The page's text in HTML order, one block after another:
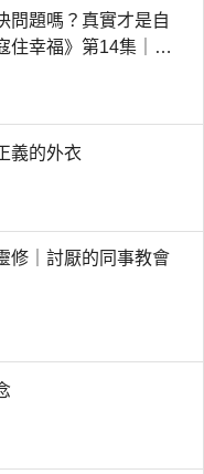
問題嗎？真實才是自
住幸福》第14集｜用
義的外衣
修｜討厭的同事教會